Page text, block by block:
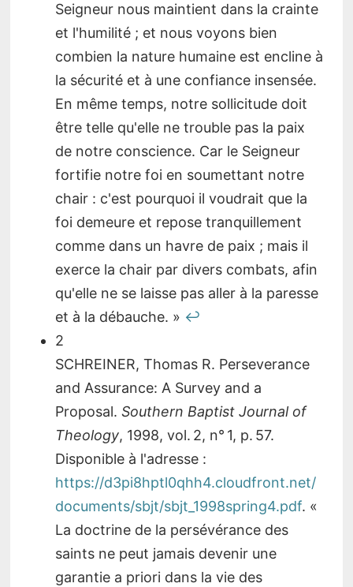
Seigneur nous maintient dans la crainte
et l'humilité ; et nous voyons bien
combien la nature humaine est encline à
la sécurité et à une confiance insensée.
En même temps, notre sollicitude doit
être telle qu'elle ne trouble pas la paix
de notre conscience. Car le Seigneur
fortifie notre foi en soumettant notre
chair : c'est pourquoi il voudrait que la
foi demeure et repose tranquillement
comme dans un havre de paix ; mais il
exerce la chair par divers combats, afin
qu'elle ne se laisse pas aller à la paresse
et à la débauche. » ↩︎
2
SCHREINER, Thomas R. Perseverance
and Assurance: A Survey and a
Proposal. Southern Baptist Journal of
Theology, 1998, vol. 2, n° 1, p. 57.
Disponible à l'adresse :
https://d3pi8hptl0qhh4.cloudfront.net/
documents/sbjt/sbjt_1998spring4.pdf. «
La doctrine de la persévérance des
saints ne peut jamais devenir une
garantie a priori dans la vie des